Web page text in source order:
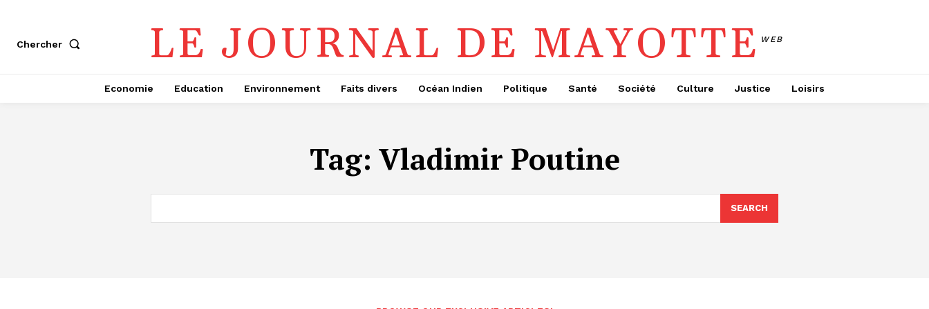
Chercher LE JOURNAL DE MAYOTTE WEB
Economie Education Environnement Faits divers Océan Indien Politique Santé Société Culture Justice Loisirs
Tag: Vladimir Poutine
SEARCH